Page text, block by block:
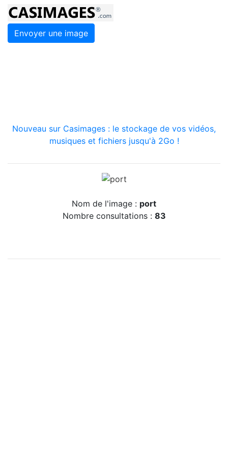
Envoyer une image
Nouveau sur Casimages : le stockage de vos vidéos,
musiques et fichiers jusqu'à 2Go !
Nom de l'image : port
Nombre consultations : 83